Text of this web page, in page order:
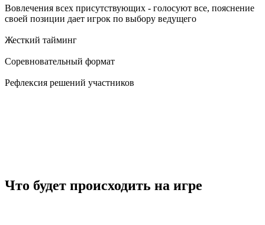
Вовлечения всех присутствующих - голосуют все, пояснение
своей позиции дает игрок по выбору ведущего
Жесткий тайминг
Соревновательный формат
Рефлексия решений участников
Что будет происходить на игре